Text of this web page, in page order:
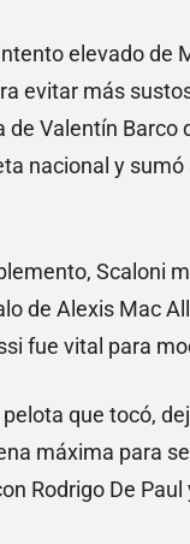
elevado de
evitar más
de Valentín
nacional y
Scaloni
de Alexis Mac
fue vital para
que tocó,
máxima para
Rodrigo De